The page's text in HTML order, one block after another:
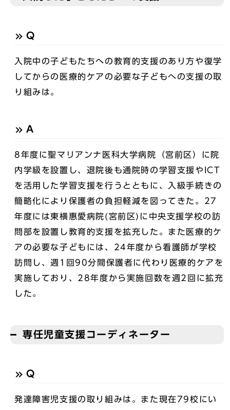
Q
入院中の子どもたちへの教育的支援のあり方や復学
してからの医療的ケアの必要な子どもへの支援の取
り組みは。
A
8年度に聖マリアンナ医科大学病院（宮前区）に院
内学級を設置し、退院後も通院時の学習支援やICT
を活用した学習支援を行うとともに、入級手続きの
簡略化により保護者の負担軽減を図ってきた。27
年度には東横惠愛病院(宮前区)に中央支援学校の訪
問部を設置し教育的支援を拡充した。また医療的ケ
アの必要な子どもには、24年度から看護師が学校
訪問し、週1回90分間保護者に代わり医療的ケアを
実施しており、28年度から実施回数を週2回に拡充
した。
専任児童支援コーディネーター
Q
発達障害児支援の取り組みは。また現在79校にい